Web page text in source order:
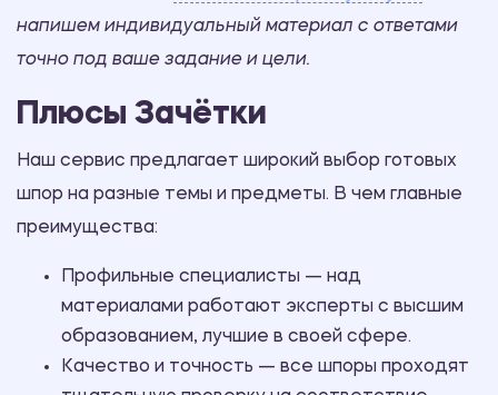
напишем индивидуальный материал с ответами
точно под ваше задание и цели.
Плюсы Зачётки
Наш сервис предлагает широкий выбор готовых
шпор на разные темы и предметы. В чем главные
преимущества:
Профильные специалисты — над
материалами работают эксперты с высшим
образованием, лучшие в своей сфере.
Качество и точность — все шпоры проходят